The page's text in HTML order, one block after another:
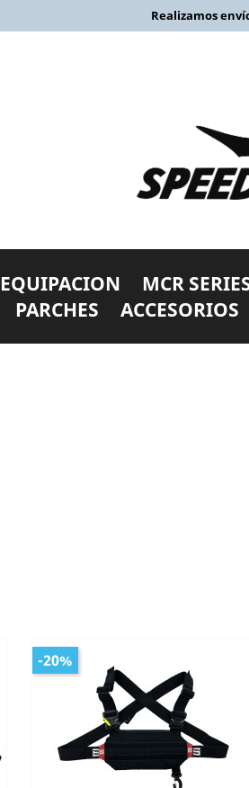
Realizamos
EQUIPACION MCR
PARCHES ACCESORIOS
-20%